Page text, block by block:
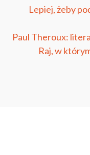
Lepiej, żeby
Paul Theroux:
Raj, w